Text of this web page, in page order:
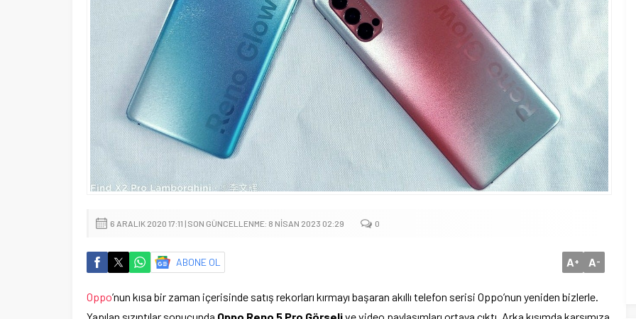
6 ARALIK 2020 17:11 | SON GÜNCELLENME: 8 NISAN 2023 02:29 0
ABONE OL A+ A-
Oppo’nun kısa bir zaman içerisinde satış rekorları kırmayı başaran akıllı telefon serisi Oppo’nun yeniden bizlerle.